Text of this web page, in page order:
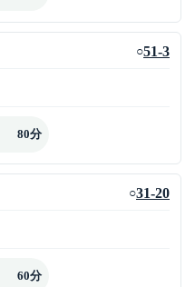
○51-3
80分
○31-20
60分